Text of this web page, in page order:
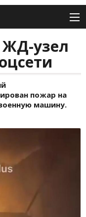
узел
пожар на
машину.